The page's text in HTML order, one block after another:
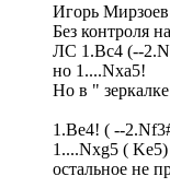
Игорь Мирзоев
Без контроля
ЛС 1.Bc4 (--
но 1....Nxa5!
Но в "
1.Be4! ( --
1....Nxg5 (
остальное не